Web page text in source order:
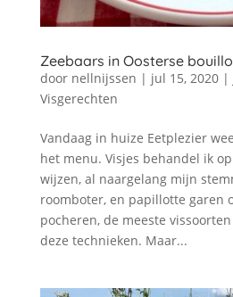
Zeebaars in Oosterse
door nellnijssen | jul 15, 2020|
Visgerechten
Vandaag in huize Eetplezier
het menu. Visjes behandel ik
wijzen, al naargelang mijn
roomboter, en papillotte garen
pocheren, de meeste
deze technieken. Maar...